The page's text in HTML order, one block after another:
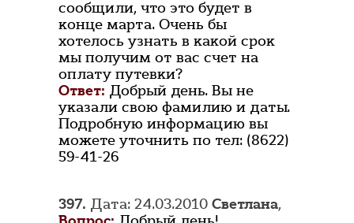
сообщили, что это будет в
конце марта. Очень бы
хотелось узнать в какой срок
мы получим от вас счет на
оплату путевки?
Ответ: Добрый день. Вы не
указали свою фамилию и даты.
Подробную информацию вы
можете уточнить по тел: (8622)
59-41-26
397. Дата: 24.03.2010 Светлана,